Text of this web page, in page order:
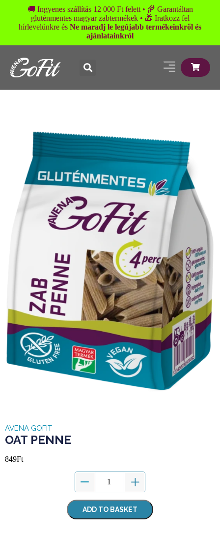
🚚 Ingyenes szállítás 12 000 Ft felett • 🌾 Garantáltan
gluténmentes magyar zabtermékek • 🎁 Iratkozz fel
hírlevelünkre és Ne maradj le legújabb termékeinkről és
ajánlatainkról
AVENA GOFIT
OAT PENNE
849Ft
ADD TO BASKET